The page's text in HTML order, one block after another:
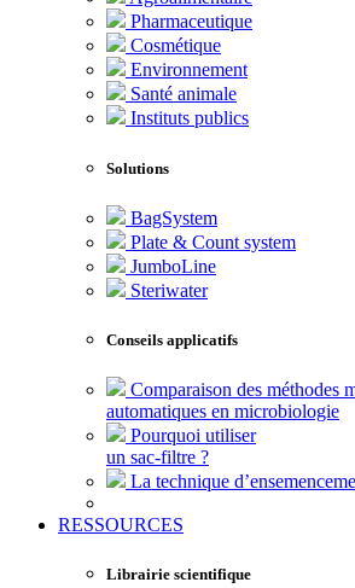
Pharmaceutique
Cosmétique
Environnement
Santé animale
Instituts publics
Solutions
BagSystem
Plate & Count system
JumboLine
Steriwater
Conseils applicatifs
Comparaison des méthodes
automatiques en microbiologie
Pourquoi utiliser
un sac-filtre ?
La technique
RESSOURCES
Librairie scientifique